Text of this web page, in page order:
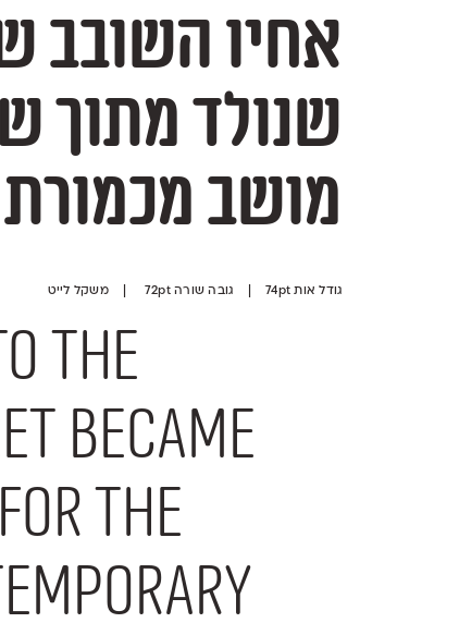
מושב מכמורת
גודל אות 74pt | גובה שורה 72pt | משקל לייט
the
became
the